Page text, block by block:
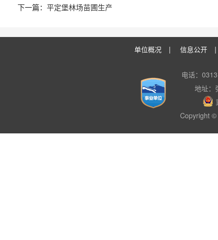
平定堡林场苗圃生产
单位概况 | 信息公开 |
电话：
地址：
Copyright ©